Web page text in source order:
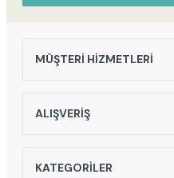
MÜŞTERİ HİZMETLERİ
ALIŞVERİŞ
KATEGORİLER